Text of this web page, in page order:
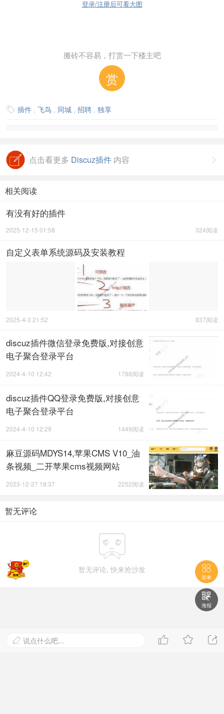
登录/注册后可看大图
搬砖不容易，打赏一下楼主吧
赏
 插件 , 飞鸟 , 同城 , 招聘 , 独享

点击看更多 Discuz插件 内容
相关阅读
有没有好的插件
324阅读
2025-12-15 01:58
自定义表单系统源码及安装教程
837阅读
2025-4-3 21:52
discuz插件微信登录免费版,对接创意
电子聚合登录平台
1788阅读
2024-4-10 12:42
discuz插件QQ登录免费版,对接创意
电子聚合登录平台
1449阅读
2024-4-10 12:29
麻豆源码MDYS14,苹果CMS V10_油
条视频_二开苹果cms视频网站
2252阅读
2023-12-27 18:37
暂无评论

暂无评论, 快来抢沙发 
菜单

海报



 说点什么吧...